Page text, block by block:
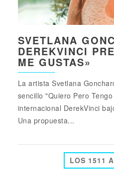
SVETLANA
DEREKVINCI
ME GUSTAS»
La artista Svetlana
sencillo "Quiero Pero
internacional DerekVinci
Una propuesta...
LOS 1511